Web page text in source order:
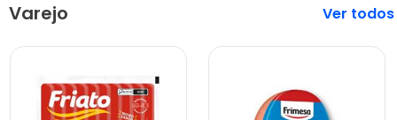
Varejo